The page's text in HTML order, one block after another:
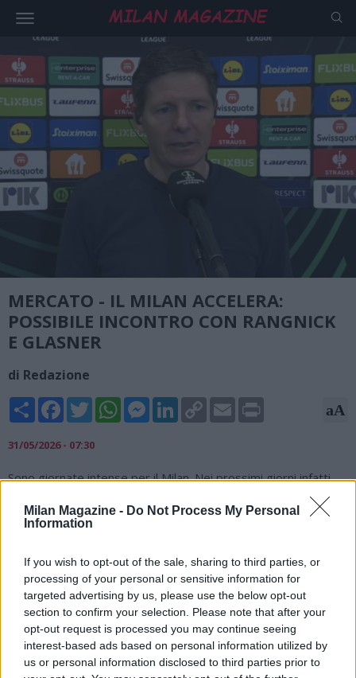
Milan Magazine - Do Not Process My Personal
Information
If you wish to opt-out of the sale, sharing to third parties, or
processing of your personal or sensitive information for
targeted advertising by us, please use the below opt-out
section to confirm your selection. Please note that after your
opt-out request is processed you may continue seeing
interest-based ads based on personal information utilized by
us or personal information disclosed to third parties prior to
MERCATO - IL MILAN ACCELERA:
POSSIBILE INCONTRO CON RANGNICK
E GLASNER
di Redazione
Share FacebookTwitterWhatsAppMessengerLinkedInCopy
Link
Email aA
31/05/2026 - 07:30
Sono giornate intense per il Milan. Nei prossimi giorni infatti
potrebbe esserci una accelerata per definire il nome del
nuovo allenatore e almeno del nuovo direttore tecnico. Ora il
nome più accreditato per il club rossonero è quello di Oliver
Palace e pronto a sedersi su una nuova panchina. Ci sarebbe
infatti in programma un incontro con il tecnico all'inizio della
prossima settimana. Contestualmente Gerry Cardinale e
Zlatan Ibrahimovic vedranno anche Ralf Rangnick per definire
le condizioni del suo arrivo come direttore tecnico rossonero.